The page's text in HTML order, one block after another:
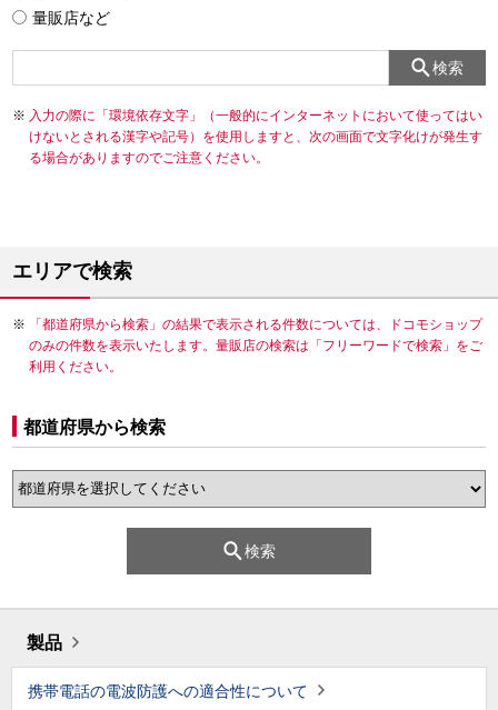
量販店など
検索
入力の際に「環境依存文字」（一般的にインターネットにおいて使ってはい
けないとされる漢字や記号）を使用しますと、次の画面で文字化けが発生す
る場合がありますのでご注意ください。
エリアで検索
「都道府県から検索」の結果で表示される件数については、ドコモショップ
のみの件数を表示いたします。量販店の検索は「フリーワードで検索」をご
利用ください。
都道府県から検索
検索
製品
携帯電話の電波防護への適合性について